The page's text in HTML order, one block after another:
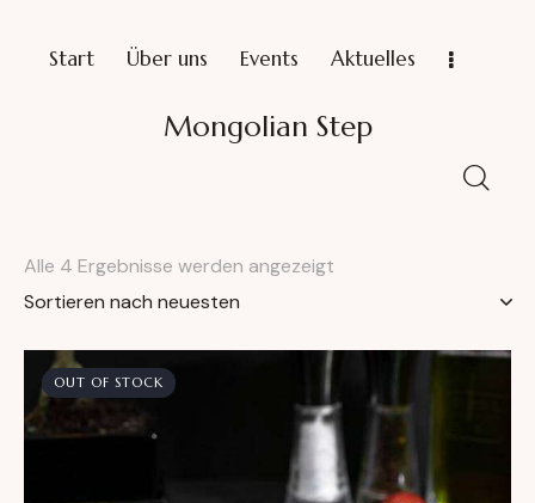
Start Über uns Events Aktuelles
Mongolian Step
Alle 4 Ergebnisse werden angezeigt
OUT OF STOCK